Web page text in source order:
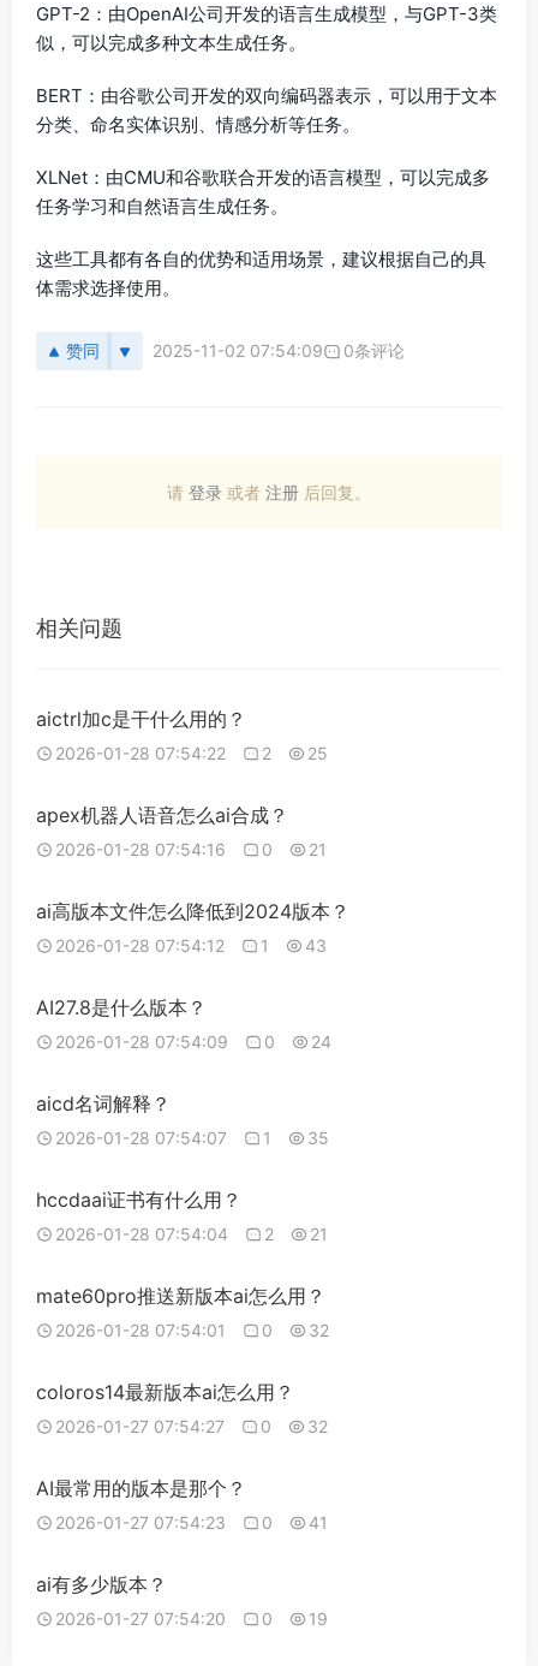
GPT-2：由OpenAI公司开发的语言生成模型，与GPT-3类
似，可以完成多种文本生成任务。
BERT：由谷歌公司开发的双向编码器表示，可以用于文本
分类、命名实体识别、情感分析等任务。
XLNet：由CMU和谷歌联合开发的语言模型，可以完成多
任务学习和自然语言生成任务。
这些工具都有各自的优势和适用场景，建议根据自己的具
体需求选择使用。
赞同 2025-11-02 07:54:09 0条评论
请 登录 或者 注册 后回复。
相关问题
aictrl加c是干什么用的？
2026-01-28 07:54:22 2 25
apex机器人语音怎么ai合成？
2026-01-28 07:54:16 0 21
ai高版本文件怎么降低到2024版本？
2026-01-28 07:54:12 1 43
AI27.8是什么版本？
2026-01-28 07:54:09 0 24
aicd名词解释？
2026-01-28 07:54:07 1 35
hccdaai证书有什么用？
2026-01-28 07:54:04 2 21
mate60pro推送新版本ai怎么用？
2026-01-28 07:54:01 0 32
coloros14最新版本ai怎么用？
2026-01-27 07:54:27 0 32
AI最常用的版本是那个？
2026-01-27 07:54:23 0 41
ai有多少版本？
2026-01-27 07:54:20 0 19